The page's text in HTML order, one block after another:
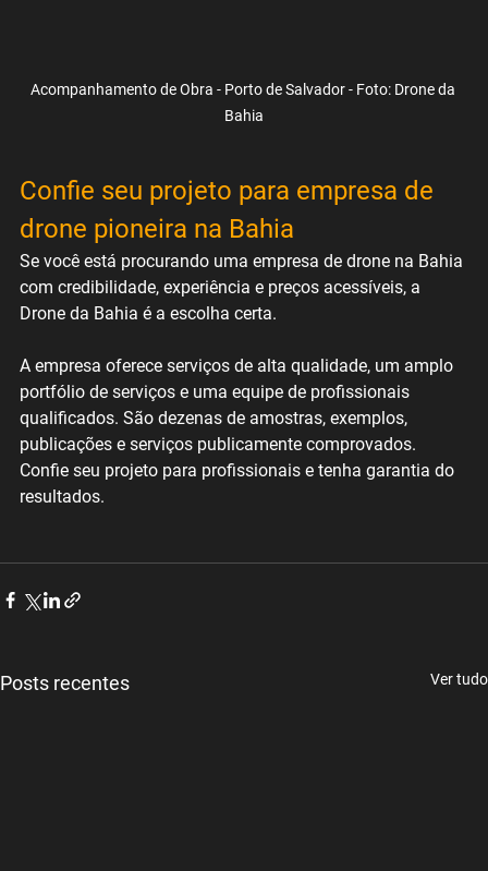
Acompanhamento de Obra - Porto de Salvador - Foto: Drone da
Bahia
Confie seu projeto para empresa de
drone pioneira na Bahia
Se você está procurando uma empresa de drone na Bahia
com credibilidade, experiência e preços acessíveis, a
Drone da Bahia é a escolha certa.
A empresa oferece serviços de alta qualidade, um amplo
portfólio de serviços e uma equipe de profissionais
qualificados. São dezenas de amostras, exemplos,
publicações e serviços publicamente comprovados.
Confie seu projeto para profissionais e tenha garantia do
resultados.
Posts recentes Ver tudo